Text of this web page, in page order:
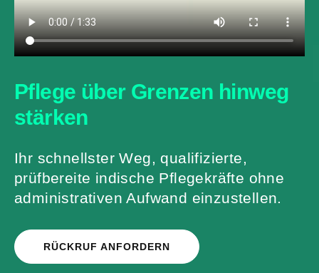
Pflege über Grenzen hinweg
stärken
Ihr schnellster Weg, qualifizierte,
prüfbereite indische Pflegekräfte ohne
administrativen Aufwand einzustellen.
RÜCKRUF ANFORDERN